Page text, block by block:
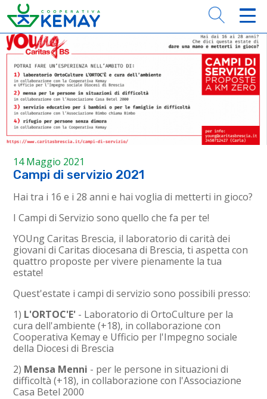
14 Maggio 2021
Campi di servizio 2021
Hai tra i 16 e i 28 anni e hai voglia di metterti in gioco?
I Campi di Servizio sono quello che fa per te!
YOUng Caritas Brescia, il laboratorio di carità dei
giovani di Caritas diocesana di Brescia, ti aspetta con
quattro proposte per vivere pienamente la tua
estate!
Quest'estate i campi di servizio sono possibili presso:
1) L'ORTOC'E' - Laboratorio di OrtoCulture per la
cura dell'ambiente (+18), in collaborazione con
Cooperativa Kemay e Ufficio per l'Impegno sociale
della Diocesi di Brescia
2) Mensa Menni - per le persone in situazioni di
difficoltà (+18), in collaborazione con l'Associazione
Casa Betel 2000